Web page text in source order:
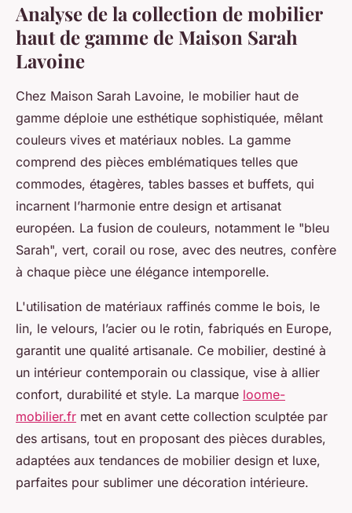
Analyse de la collection de mobilier
haut de gamme de Maison Sarah
Lavoine
Chez Maison Sarah Lavoine, le mobilier haut de
gamme déploie une esthétique sophistiquée, mêlant
couleurs vives et matériaux nobles. La gamme
comprend des pièces emblématiques telles que
commodes, étagères, tables basses et buffets, qui
incarnent l’harmonie entre design et artisanat
européen. La fusion de couleurs, notamment le "bleu
Sarah", vert, corail ou rose, avec des neutres, confère
à chaque pièce une élégance intemporelle.
L'utilisation de matériaux raffinés comme le bois, le
lin, le velours, l’acier ou le rotin, fabriqués en Europe,
garantit une qualité artisanale. Ce mobilier, destiné à
un intérieur contemporain ou classique, vise à allier
confort, durabilité et style. La marque loome-
mobilier.fr met en avant cette collection sculptée par
des artisans, tout en proposant des pièces durables,
adaptées aux tendances de mobilier design et luxe,
parfaites pour sublimer une décoration intérieure.